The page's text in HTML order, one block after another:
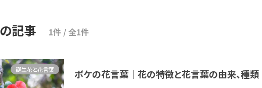
の記事 1件 / 全1件
ボケの花言葉｜花の特徴と花言葉の由来、種類
誕生花と花言葉